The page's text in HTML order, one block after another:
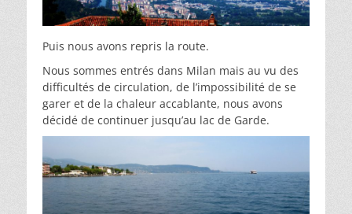
Puis nous avons repris la route.
Nous sommes entrés dans Milan mais au vu des
difficultés de circulation, de l’impossibilité de se
garer et de la chaleur accablante, nous avons
décidé de continuer jusqu’au lac de Garde.